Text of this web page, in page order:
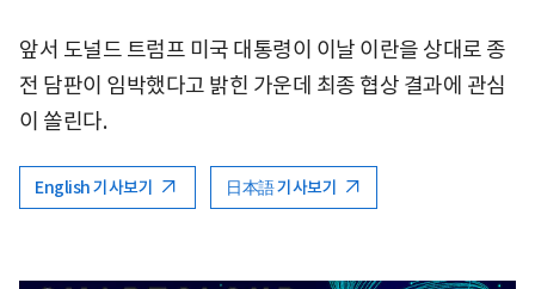
앞서 도널드 트럼프 미국 대통령이 이날 이란을 상대로 종
전 담판이 임박했다고 밝힌 가운데 최종 협상 결과에 관심
이 쏠린다.
English 기사보기 日本語 기사보기